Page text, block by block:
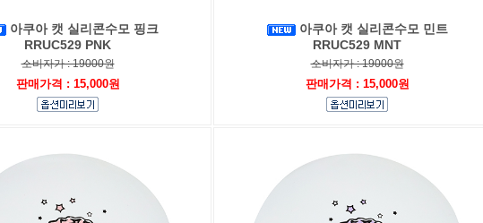
아쿠아 캣 실리콘수모 핑크
RRUC529 PNK
소비자가 : 19000원
판매가격 : 15,000원
아쿠아 캣 실리콘수모 민트
RRUC529 MNT
소비자가 : 19000원
판매가격 : 15,000원